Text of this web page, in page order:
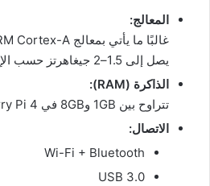
المعالج:
يصل إلى 1.5–2 جيغاهرتز حسب الإصدار.
الذاكرة (RAM):
تتراوح بين 1GB و8GB في Raspberry Pi 4.
الاتصال:
Wi-Fi + Bluetooth
USB 3.0